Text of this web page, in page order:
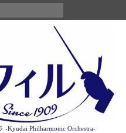
-Kyudai Philharmonic Orchestra-